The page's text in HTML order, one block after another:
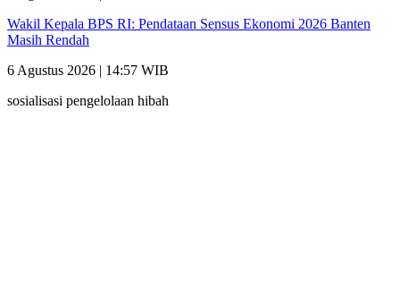
Wakil Kepala BPS RI: Pendataan Sensus Ekonomi 2026 Banten
Masih Rendah
6 Agustus 2026 | 14:57 WIB
sosialisasi pengelolaan hibah